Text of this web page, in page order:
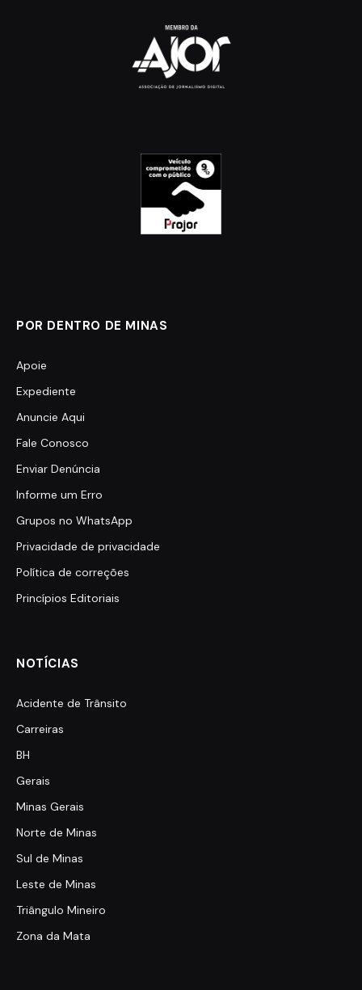
POR DENTRO DE MINAS
Apoie
Expediente
Anuncie Aqui
Fale Conosco
Enviar Denúncia
Informe um Erro
Grupos no WhatsApp
Privacidade de privacidade
Política de correções
Princípios Editoriais
NOTÍCIAS
Acidente de Trânsito
Carreiras
BH
Gerais
Minas Gerais
Norte de Minas
Sul de Minas
Leste de Minas
Triângulo Mineiro
Zona da Mata